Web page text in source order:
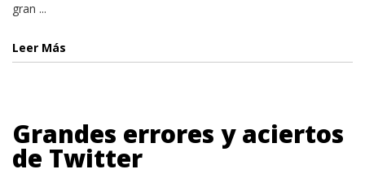
gran ...
Leer Más
Grandes errores y aciertos
de Twitter